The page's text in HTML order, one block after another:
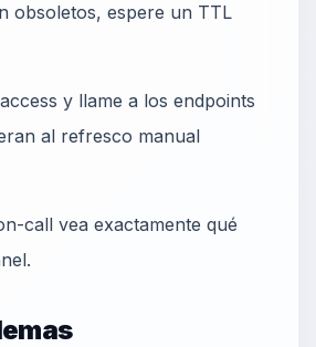
obsoletos, espere un TTL
y llame a los endpoints
al refresco manual
call vea exactamente qué